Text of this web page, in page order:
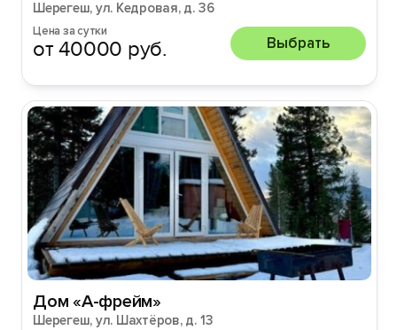
Шерегеш, ул. Кедровая, д. 36
Цена за сутки
от 40000 руб. Выбрать
Дом «А-фрейм»
Шерегеш, ул. Шахтёров, д. 13